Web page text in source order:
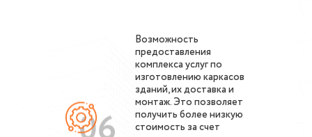
Возможность
предоставления
комплекса услуг по
изготовлению каркасов
зданий, их доставка и
монтаж. Это позволяет
получить более низкую
стоимость за счет